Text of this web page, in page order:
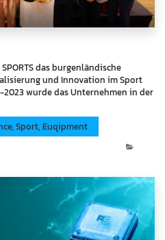
das burgenländische
und Innovation im Sport
wurde das Unternehmen in der
Sport, Euqipment